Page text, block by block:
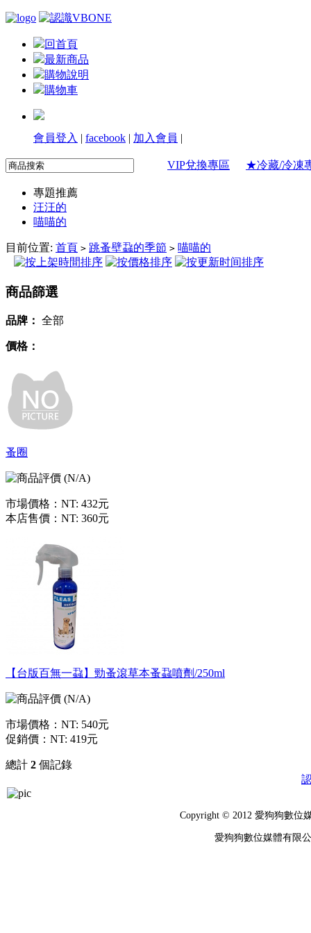
回首頁
最新商品
購物說明
購物車
會員登入 | facebook | 加入會員 |
VIP兌換專區 ★冷藏/冷凍
專題推薦
汪汪的
喵喵的
目前位置: 首頁 > 跳蚤壁蝨的季節 > 喵喵的
商品篩選
品牌： 全部
價格：
蚤圈
市場價格： NT: 432元
本店售價： NT: 360元
【台版百無一蝨】勁蚤滾草本蚤蝨噴劑/250ml
市場價格： NT: 540元
促銷價： NT: 419元
總計 2 個記錄
Copyright © 2012 愛狗狗數位
愛狗狗數位媒體有限